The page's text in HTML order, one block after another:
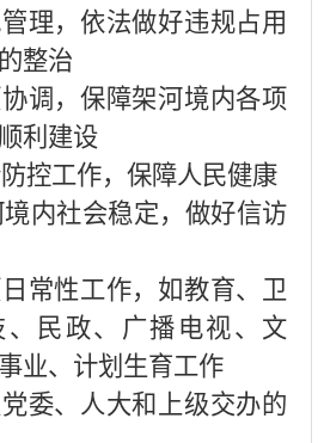
管理，依法做好违规占用
整治
协调，保障架河境内各项
利建设
防控工作，保障人民健康
境内社会稳定，做好信访
常性工作，如教育、卫
、民政、广播电视、文
业、计划生育工作
党委、人大和上级交办的